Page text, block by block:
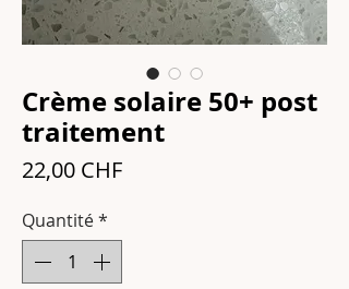
Crème solaire 50+ post
traitement
22,00 CHFPrix
Quantité*